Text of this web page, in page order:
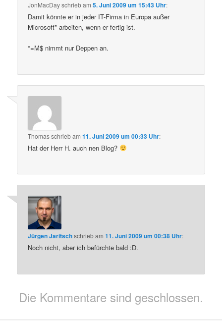
JonMacDayschriebam5. Juni 2009 um 15:43 Uhr:
Damit könnte er in jeder IT-Firma in Europa außer
Microsoft* arbeiten, wenn er fertig ist.
*=M$ nimmt nur Deppen an.
Thomasschriebam11. Juni 2009 um 00:33 Uhr:
Hat der Herr H. auch nen Blog?
Jürgen Jaritschschriebam11. Juni 2009 um 00:38 Uhr:
Noch nicht, aber ich befürchte bald :D.
Die Kommentare sind geschlossen.